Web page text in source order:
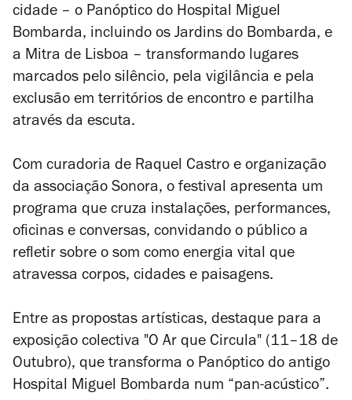
cidade – o Panóptico do Hospital Miguel
Bombarda, incluindo os Jardins do Bombarda, e
a Mitra de Lisboa – transformando lugares
marcados pelo silêncio, pela vigilância e pela
exclusão em territórios de encontro e partilha
através da escuta.
Com curadoria de Raquel Castro e organização
da associação Sonora, o festival apresenta um
programa que cruza instalações, performances,
oficinas e conversas, convidando o público a
refletir sobre o som como energia vital que
atravessa corpos, cidades e paisagens.
Entre as propostas artísticas, destaque para a
exposição colectiva "O Ar que Circula" (11–18 de
Outubro), que transforma o Panóptico do antigo
Hospital Miguel Bombarda num “pan-acústico”.